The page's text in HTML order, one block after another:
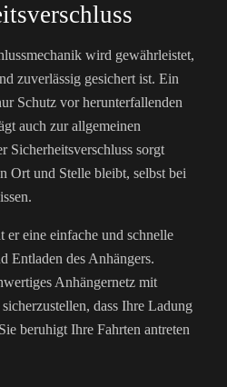
wird gewährleistet,
zuverlässig gesichert ist. Ein
Schutz vor herunterfallenden
auch zur allgemeinen
Sicherheitsverschluss sorgt
Ort und Stelle bleibt, selbst bei
er eine einfache und schnelle
Entladen des Anhängers.
Anhängernetz mit
dass Ihre Ladung
beruhigt Ihre Fahrten antreten